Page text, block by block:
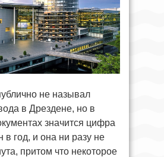
не называл
в Дрездене, но в
значится цифра
год, и она ни разу не
притом что некоторое